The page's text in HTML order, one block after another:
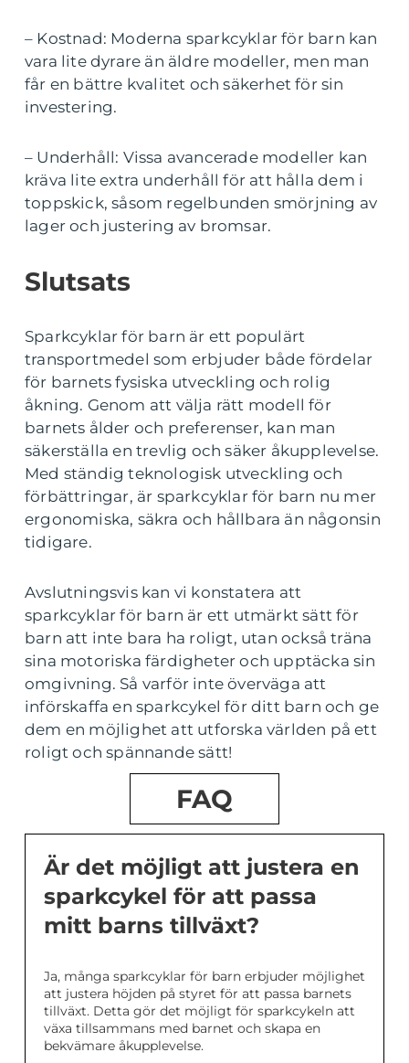
– Kostnad: Moderna sparkcyklar för barn kan
vara lite dyrare än äldre modeller, men man
får en bättre kvalitet och säkerhet för sin
investering.
– Underhåll: Vissa avancerade modeller kan
kräva lite extra underhåll för att hålla dem i
toppskick, såsom regelbunden smörjning av
lager och justering av bromsar.
Slutsats
Sparkcyklar för barn är ett populärt
transportmedel som erbjuder både fördelar
för barnets fysiska utveckling och rolig
åkning. Genom att välja rätt modell för
barnets ålder och preferenser, kan man
säkerställa en trevlig och säker åkupplevelse.
Med ständig teknologisk utveckling och
förbättringar, är sparkcyklar för barn nu mer
ergonomiska, säkra och hållbara än någonsin
tidigare.
Avslutningsvis kan vi konstatera att
sparkcyklar för barn är ett utmärkt sätt för
barn att inte bara ha roligt, utan också träna
sina motoriska färdigheter och upptäcka sin
omgivning. Så varför inte överväga att
införskaffa en sparkcykel för ditt barn och ge
dem en möjlighet att utforska världen på ett
roligt och spännande sätt!
FAQ
Är det möjligt att justera en
sparkcykel för att passa
mitt barns tillväxt?
Ja, många sparkcyklar för barn erbjuder möjlighet
att justera höjden på styret för att passa barnets
tillväxt. Detta gör det möjligt för sparkcykeln att
växa tillsammans med barnet och skapa en
bekvämare åkupplevelse.